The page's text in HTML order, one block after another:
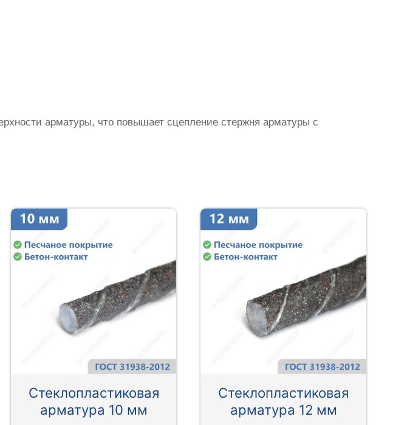
арматуры, что повышает сцепление стержня арматуры с
Стеклопластиковая
арматура 10 мм
Стеклопластиковая
арматура 12 мм